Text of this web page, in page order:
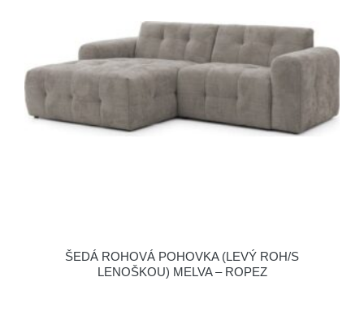
ŠEDÁ ROHOVÁ POHOVKA (LEVÝ ROH/S
LENOŠKOU) MELVA – ROPEZ